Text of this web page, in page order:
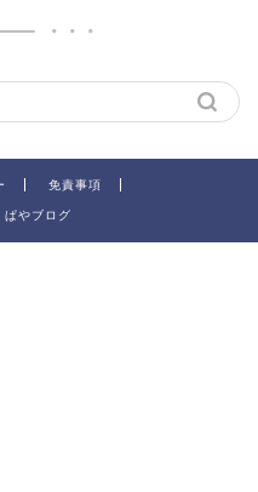
免責事項
やブログ